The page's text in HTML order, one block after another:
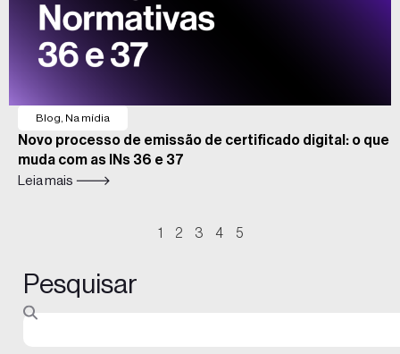
Blog Na mídia
Novo processo de emissão de certificado digital: o que
muda com as INs 36 e 37
Leia mais 🡒
1 2 3 4 5
Pesquisar